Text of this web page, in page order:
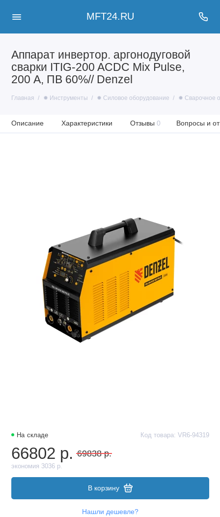
MFT24.RU
Аппарат инвертор. аргонодуговой
сварки ITIG-200 ACDC Mix Pulse,
200 А, ПВ 60%// Denzel
Главная ✹ Инструменты ✹ Силовое оборудование ✹ Сварочное
Описание Характеристики Отзывы 0 Вопросы и
На складе Код товара: VR6-94319
66802 р. 69838 р.
экономия 3036 р.
В корзину
Нашли дешевле?